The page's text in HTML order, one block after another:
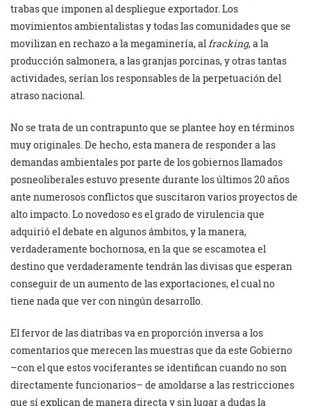
trabas que imponen al despliegue exportador. Los
movimientos ambientalistas y todas las comunidades que se
movilizan en rechazo a la megaminería, al fracking, a la
producción salmonera, a las granjas porcinas, y otras tantas
actividades, serían los responsables de la perpetuación del
atraso nacional.
No se trata de un contrapunto que se plantee hoy en términos
muy originales. De hecho, esta manera de responder a las
demandas ambientales por parte de los gobiernos llamados
posneoliberales estuvo presente durante los últimos 20 años
ante numerosos conflictos que suscitaron varios proyectos de
alto impacto. Lo novedoso es el grado de virulencia que
adquirió el debate en algunos ámbitos, y la manera,
verdaderamente bochornosa, en la que se escamotea el
destino que verdaderamente tendrán las divisas que esperan
conseguir de un aumento de las exportaciones, el cual no
tiene nada que ver con ningún desarrollo.
El fervor de las diatribas va en proporción inversa a los
comentarios que merecen las muestras que da este Gobierno
–con el que estos vociferantes se identifican cuando no son
directamente funcionarios– de amoldarse a las restricciones
que sí explican de manera directa y sin lugar a dudas la